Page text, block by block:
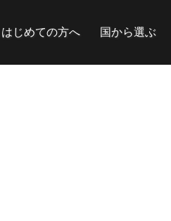
はじめての方へ 国から選ぶ